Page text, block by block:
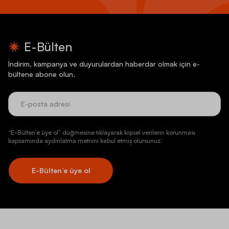
E-Bülten
İndirim, kampanya ve duyurulardan haberdar olmak için e-
bültene abone olun.
“E-Bülten’e üye ol” düğmesine tıklayarak kişisel verilerin korunması
kapsamında aydınlatma metnini kabul etmiş olursunuz.
E-Bülten’e üye ol